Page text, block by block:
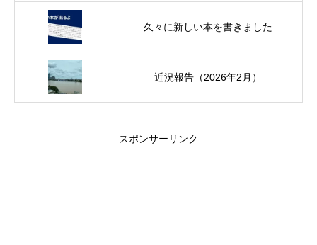
久々に新しい本を書きました
近況報告（2026年2月）
スポンサーリンク